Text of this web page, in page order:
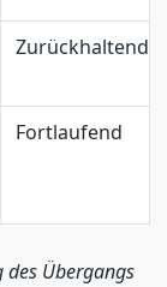
Zurückhaltend
Fortlaufend
Übergangs